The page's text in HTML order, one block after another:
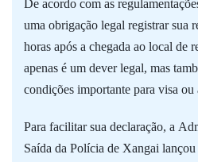
De acordo com as
uma obrigação legal registrar sua
horas após a chegada ao local de
apenas é um dever legal, mas
condições importante para visa ou
Para facilitar sua declaração, a
Saída da Polícia de Xangai lançou